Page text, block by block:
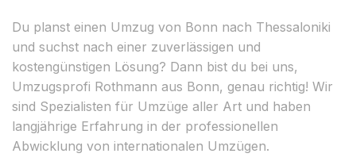
Du planst einen Umzug von Bonn nach Thessaloniki
und suchst nach einer zuverlässigen und
kostengünstigen Lösung? Dann bist du bei uns,
Umzugsprofi Rothmann aus Bonn, genau richtig! Wir
sind Spezialisten für Umzüge aller Art und haben
langjährige Erfahrung in der professionellen
Abwicklung von internationalen Umzügen.